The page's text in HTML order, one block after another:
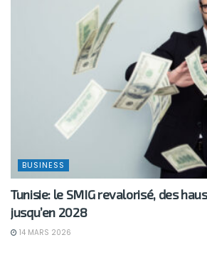
BUSINESS
Tunisie: le SMIG revalorisé, des
jusqu’en 2028
14 MARS 2026